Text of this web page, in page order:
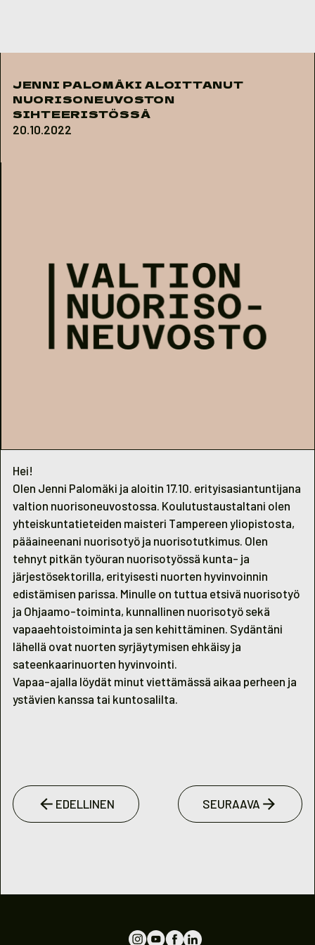
JENNI PALOMÄKI ALOITTANUT
NUORISONEUVOSTON
SIHTEERISTÖSSÄ
20.10.2022
Hei!
Olen Jenni Palomäki ja aloitin 17.10. erityisasiantuntijana
valtion nuorisoneuvostossa. Koulutustaustaltani olen
yhteiskuntatieteiden maisteri Tampereen yliopistosta,
pääaineenani nuorisotyö ja nuorisotutkimus. Olen
tehnyt pitkän työuran nuorisotyössä kunta- ja
järjestösektorilla, erityisesti nuorten hyvinvoinnin
edistämisen parissa. Minulle on tuttua etsivä nuorisotyö
ja Ohjaamo-toiminta, kunnallinen nuorisotyö sekä
vapaaehtoistoiminta ja sen kehittäminen. Sydäntäni
lähellä ovat nuorten syrjäytymisen ehkäisy ja
sateenkaarinuorten hyvinvointi.
Vapaa-ajalla löydät minut viettämässä aikaa perheen ja
ystävien kanssa tai kuntosalilta.
EDELLINEN SEURAAVA